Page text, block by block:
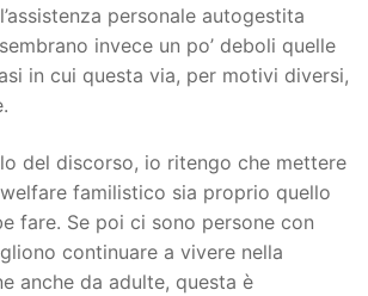
personale autogestita
invece un po’ deboli quelle
in cui questa via, per motivi diversi,
del discorso, io ritengo che mettere
familistico sia proprio quello
fare. Se poi ci sono persone con
continuare a vivere nella
anche da adulte, questa è